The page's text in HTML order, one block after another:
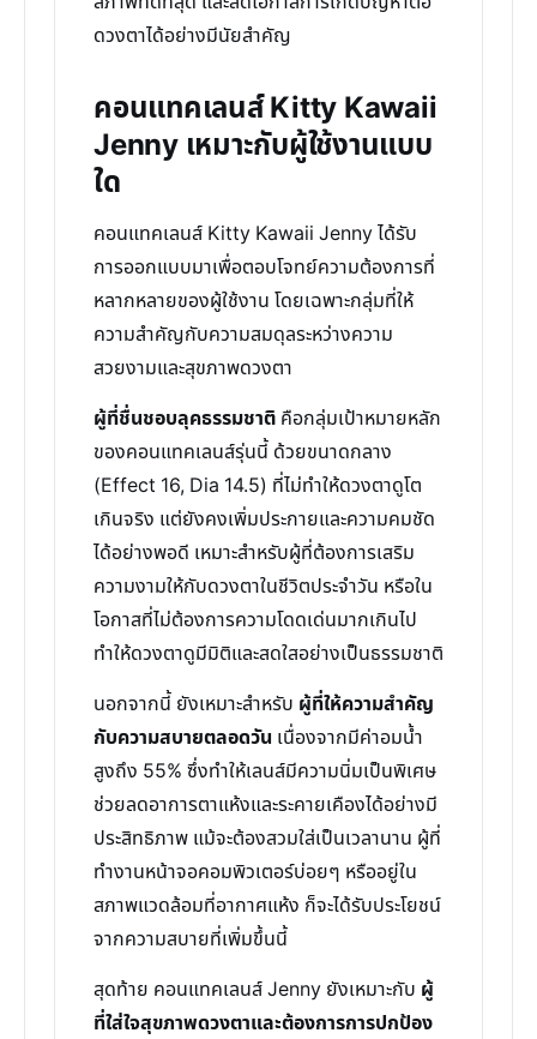
ดวงตาได้อย่างมีนัยสำคัญ
คอนแทคเลนส์ Kitty Kawaii
Jenny เหมาะกับผู้ใช้งานแบบ
ใด
คอนแทคเลนส์ Kitty Kawaii Jenny ได้รับ
การออกแบบมาเพื่อตอบโจทย์ความต้องการที่
หลากหลายของผู้ใช้งาน โดยเฉพาะกลุ่มที่ให้
ความสำคัญกับความสมดุลระหว่างความ
สวยงามและสุขภาพดวงตา
ผู้ที่ชื่นชอบลุคธรรมชาติ คือกลุ่มเป้าหมายหลัก
ของคอนแทคเลนส์รุ่นนี้ ด้วยขนาดกลาง
(Effect 16, Dia 14.5) ที่ไม่ทำให้ดวงตาดูโต
เกินจริง แต่ยังคงเพิ่มประกายและความคมชัด
ได้อย่างพอดี เหมาะสำหรับผู้ที่ต้องการเสริม
ความงามให้กับดวงตาในชีวิตประจำวัน หรือใน
โอกาสที่ไม่ต้องการความโดดเด่นมากเกินไป
ทำให้ดวงตาดูมีมิติและสดใสอย่างเป็นธรรมชาติ
นอกจากนี้ ยังเหมาะสำหรับ ผู้ที่ให้ความสำคัญ
กับความสบายตลอดวัน เนื่องจากมีค่าอมน้ำ
สูงถึง 55% ซึ่งทำให้เลนส์มีความนิ่มเป็นพิเศษ
ช่วยลดอาการตาแห้งและระคายเคืองได้อย่างมี
ประสิทธิภาพ แม้จะต้องสวมใส่เป็นเวลานาน ผู้ที่
ทำงานหน้าจอคอมพิวเตอร์บ่อยๆ หรืออยู่ใน
สภาพแวดล้อมที่อากาศแห้ง ก็จะได้รับประโยชน์
จากความสบายที่เพิ่มขึ้นนี้
สุดท้าย คอนแทคเลนส์ Jenny ยังเหมาะกับ ผู้
ที่ใส่ใจสุขภาพดวงตาและต้องการการปกป้อง